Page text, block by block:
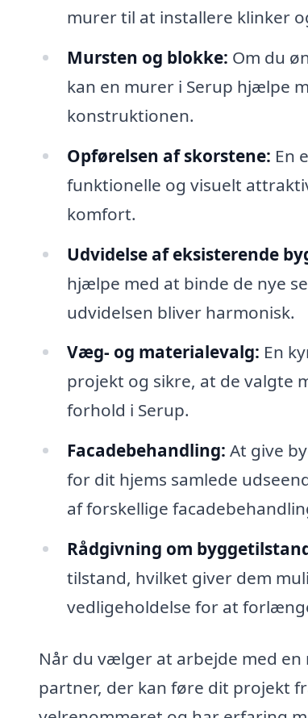
murer til at installere klinker
Mursten og blokke: Om du
kan en murer i Serup hjælpe
konstruktionen.
Opførelsen af skorstene: En
funktionelle og visuelt
komfort.
Udvidelse af eksisterende
hjælpe med at binde de nye
udvidelsen bliver harmonisk.
Væg- og materialevalg: En
projekt og sikre, at de valgte
forhold i Serup.
Facadebehandling: At give
for dit hjems samlede
af forskellige
Rådgivning om
tilstand, hvilket giver dem
vedligeholdelse for at
Når du vælger at arbejde med
partner, der kan føre dit projekt